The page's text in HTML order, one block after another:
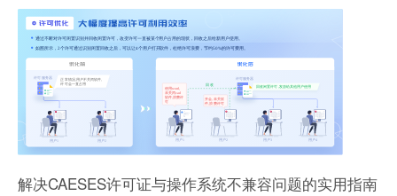
解决CAESES许可证与操作系统不兼容问题的实用指南